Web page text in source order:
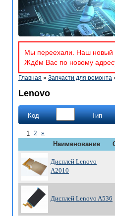
Мы переехали. Наш новый
Ждём Вас по новому
Главная » Запчасти для ремонта
Lenovo
Код Тип
1 2 »
Наименование
Дисплей Lenovo
A2010
Дисплей Lenovo A536